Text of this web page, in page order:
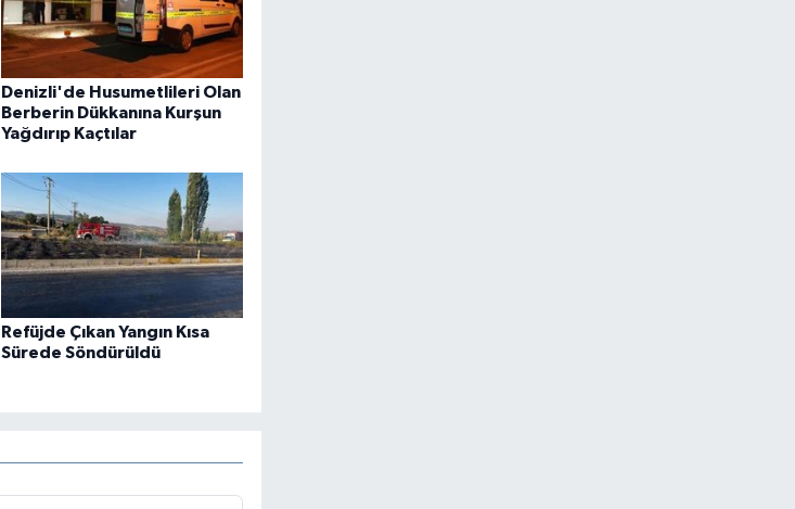
Denizli'de Husumetlileri Olan
Berberin Dükkanına Kurşun
Yağdırıp Kaçtılar
Refüjde Çıkan Yangın Kısa
Sürede Söndürüldü